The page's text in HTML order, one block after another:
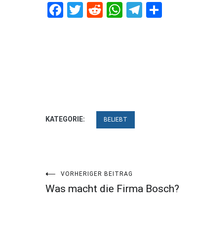
Facebook
Twitter
RedditWhatsApp
Telegram
KATEGORIE: BELIEBT
Beitragsnavigation
VORHERIGER BEITRAG
Was macht die Firma Bosch?